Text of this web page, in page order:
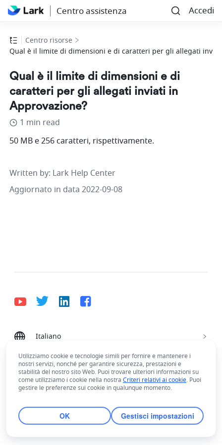
Centro assistenza Accedi
Centro risorse
Qual è il limite di dimensioni e di caratteri per gli allegati
Qual è il limite di dimensioni e di
caratteri per gli allegati inviati in
Approvazione?
1 min read
50 MB e 256 caratteri, rispettivamente.
Written by: Lark Help Center
Aggiornato in data 2022-09-08
Italiano
Français
Italiano
Português (Brasil)
Tiếng Việt
ไทย 한국어 日本語
中文
© Lark Technologies Pte. Ltd. Headquartered in
Singapore with offices worldwide.
rangeDom
Utilizziamo cookie e tecnologie simili per fornire e mantenere i
nostri servizi, nonché per garantire sicurezza, prestazioni e
stabilità del nostro sito Web. Puoi trovare ulteriori informazioni su
come utilizziamo i cookie nella nostra Criteri relativi ai cookie. Puoi
gestire le preferenze sui cookie in qualunque momento.
OK Gestisci impostazioni